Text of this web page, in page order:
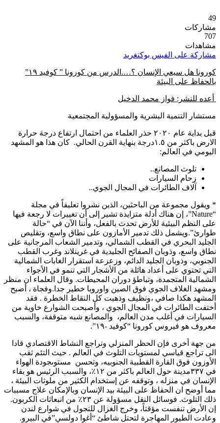
49
مشاركات
707
مشاهدات
مشاركة على الفيس بوكتغريد
كورونا هل سيعي الإنسان ؟….الدرس من كورونا ” كوفيد ١٩”
بالحفاظ على البيئة
أعده للنشر: فواز محمد الدخيل
مستشار التنمية البشرية والمسؤولية المجتمعية
قبل بداية عام ٢٠٢٠ حذر العلماء من احتمال ارتفاع درجة حرارة
الارض باكثر من ١.٥درجة بنهاية القرن الحالي. كان هذا هو المشهد
اليومي في العالم:
تلوث المصانع..
زحام السيارات
آلاف الطائرات في المجال الجوي..
* ويقول مجموعة من الباحثين، الذين نشروا تعليقاً في مجلة
“Nature”، إن هناك أدلة متزايدة تشير إلى أن تغييرات لا رجعة فيها
على النظم البيئية للأرض تحدث بالفعل، وأننا الآن في “حالة
طوارئ”.ويشمل ذلك تدمير الأمازون على نطاق واسع، وتقليص
الجليد البحري في القطب الشمالي، وتدمير الشعاب المرجانية على
نطاق واسع، وذوبان الصفائح الجليدية في غرينلاند وغرب القطب
الجنوبي، وذوبان الجليد الدائم، وزعزعة استقرار الغابات الشمالية
التي تحتوي على أعداد هائلة من الأشجار التي تنمو في الأجواء
الشمالية المتجمدة، وتباطؤ دوران المحيطات. وقال العلماء ان منظر
ومشهد الغلاف الجوي فوق الصين واوروبا خطير جدا.وفجاة ، أصبح
المشهد هكذا صافي ،ونظيف وذهبت كل النقاط الخطرة . فقد
أختفت الطائرات في المجال الجوي ، وأصبحت الشوارع خاوية من
السيارات في أغلب مدن العالم، والمصانع شبه متوقفة، والسبب
معروف هو فيروس كورونا “كوفيد -١٩”.
من جهة أخرى فإن الحظر المنزلي وتراجع النشاط الاقتصادي قادا
الى تراجع قياسي لمستويات التلوث في العالم . حيث التئم ثقب
الأوزون فوق القارة القطبية الجنوبيه، وتحسن مستوىجودة الهواء
في ٣٣٧مدينة حول العالم باكثر من ١٢٪؜، والسبب الرئيس هو بقاء
الإنسان في منزله ، وتوقفه عن إستخدام الكثير من ملوثات البيئة ،
مما أوضح ان الحفاظ على البيئة بيد الإنسان وبالإمكان علاج مسببات
ذلك التلوث. فوسائل النقل مسؤولة عن ٢٣٪؜ من انبعاثات الكربون.
إن الأرض تنفست مؤقتاً، وخرج الغزال للتجول في شوارع لندن
وعادت الطيور المهاجرة لتحتل شاطئ “أغوا دولسي”في البيرو.